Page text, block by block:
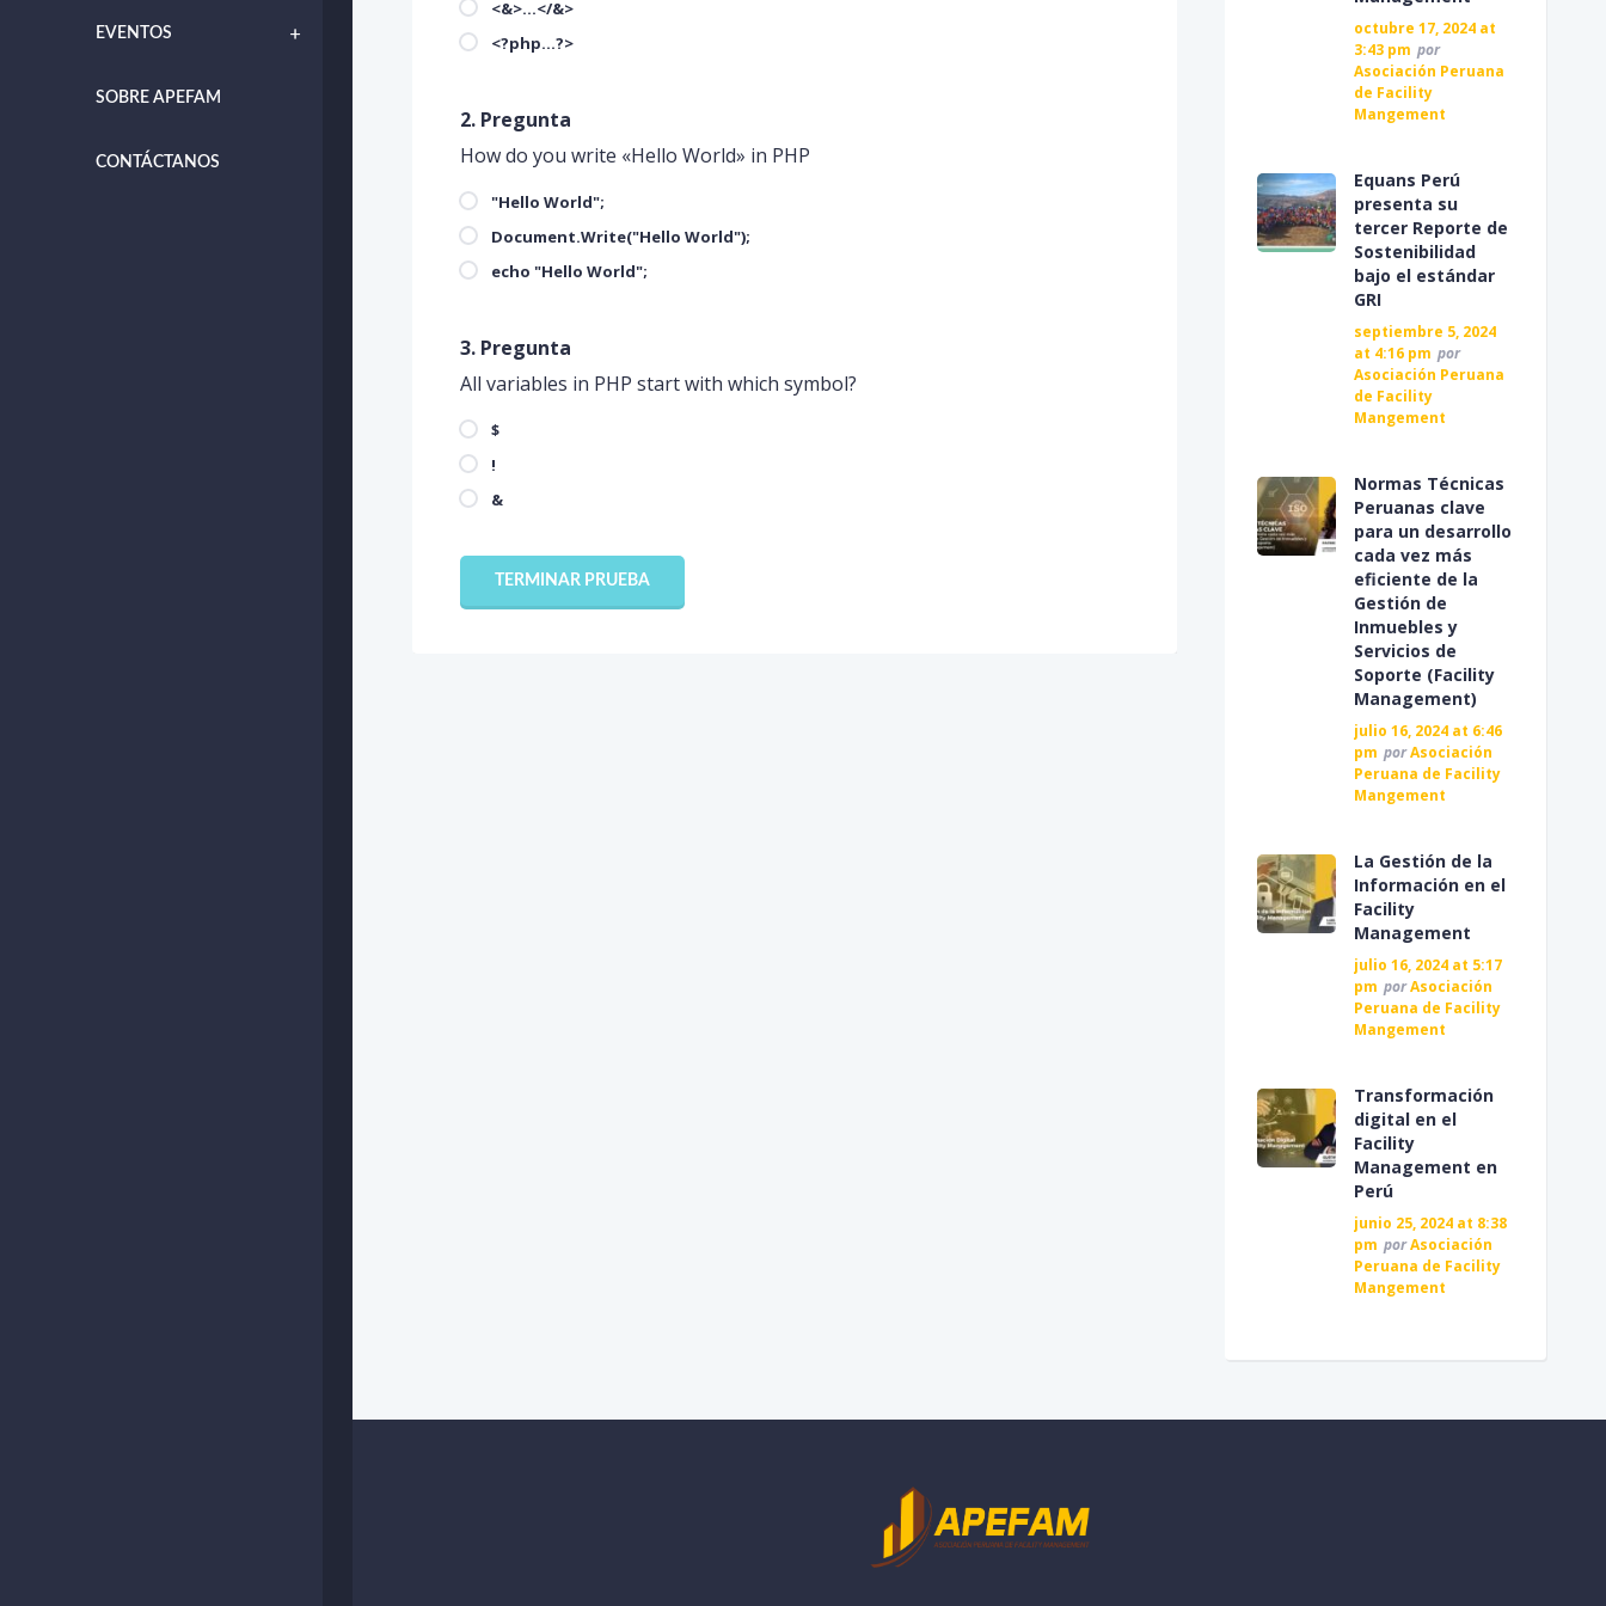
EVENTOS
SOBRE APEFAM
CONTÁCTANOS
<&>...</&>
<?php...?>
2. Pregunta
How do you write «Hello World» in PHP
"Hello World";
Document.Write("Hello World");
echo "Hello World";
3. Pregunta
All variables in PHP start with which symbol?
$
!
&
octubre 17, 2024 at
3:43 pm por
Asociación Peruana
de Facility
Mangement
Equans Perú
presenta su
tercer Reporte de
Sostenibilidad
bajo el estándar
GRI
septiembre 5, 2024
at 4:16 pm por
Asociación Peruana
de Facility
Mangement
Normas Técnicas
Peruanas clave
para un desarrollo
cada vez más
eficiente de la
Gestión de
Inmuebles y
Servicios de
Soporte (Facility
Management)
julio 16, 2024 at 6:46
pm porAsociación
Peruana de Facility
Mangement
La Gestión de la
Información en el
Facility
Management
julio 16, 2024 at 5:17
pm porAsociación
Peruana de Facility
Mangement
Transformación
digital en el
Facility
Management en
Perú
junio 25, 2024 at 8:38
pm porAsociación
Peruana de Facility
Mangement